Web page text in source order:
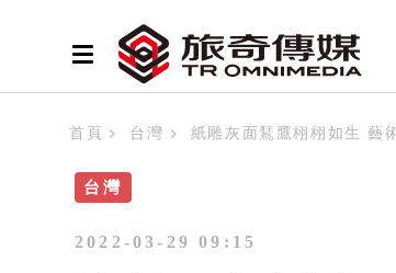
首頁 台灣 紙雕灰面鵟鷹栩栩如生 藝
台灣
2022-03-29 09:15